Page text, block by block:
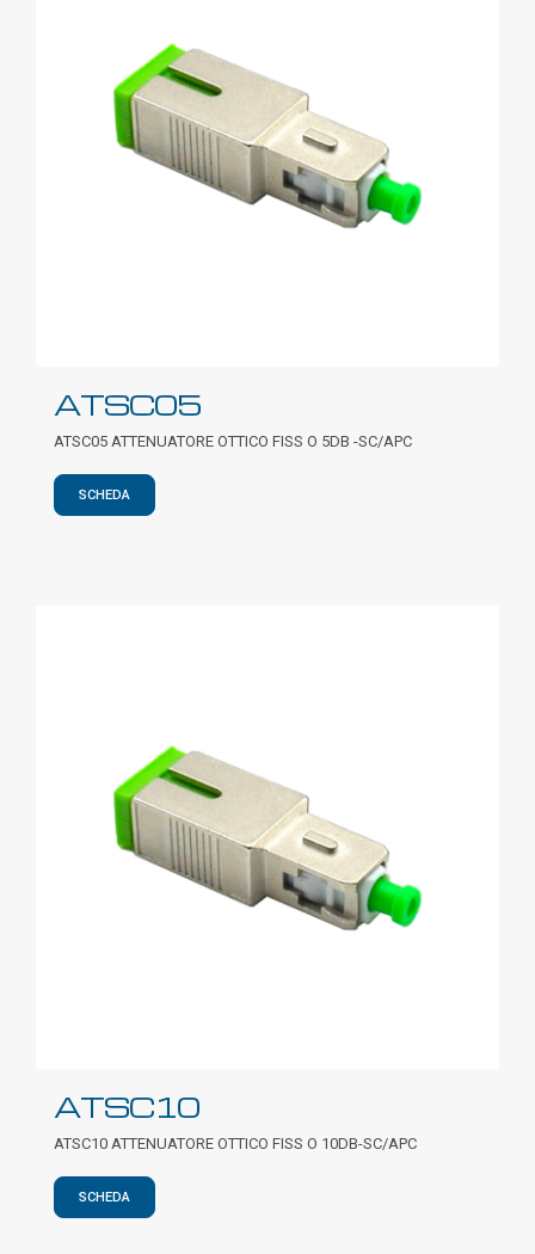
ATSC05
ATSC05 ATTENUATORE OTTICO FISS O 5DB -SC/APC
SCHEDA
ATSC10
ATSC10 ATTENUATORE OTTICO FISS O 10DB-SC/APC
SCHEDA